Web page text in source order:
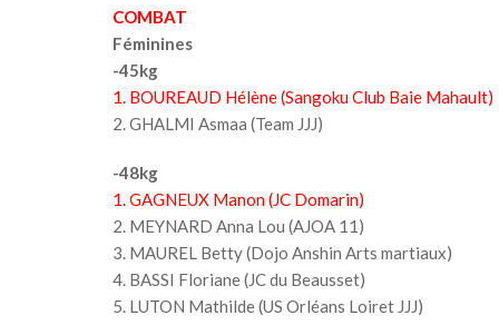
COMBAT
Féminines
-45kg
1. BOUREAUD Hélène (Sangoku Club Baie Mahault)
2. GHALMI Asmaa (Team JJJ)
-48kg
1. GAGNEUX Manon (JC Domarin)
2. MEYNARD Anna Lou (AJOA 11)
3. MAUREL Betty (Dojo Anshin Arts martiaux)
4. BASSI Floriane (JC du Beausset)
5. LUTON Mathilde (US Orléans Loiret JJJ)